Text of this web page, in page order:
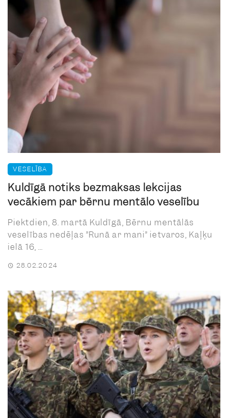
VESELĪBA
Kuldīgā notiks bezmaksas lekcijas
vecākiem par bērnu mentālo veselību
Piektdien, 8. martā Kuldīgā, Bērnu mentālās
veselības nedēļas ”Runā ar mani” ietvaros, Kaļķu
ielā 16, ...
28.02.2024